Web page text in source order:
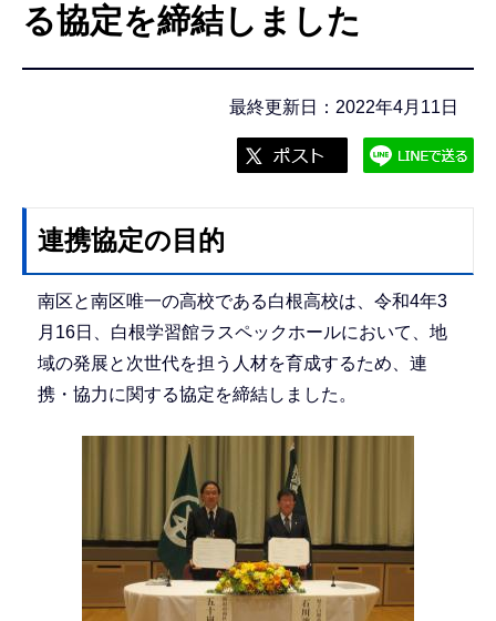
る協定を締結しました
最終更新日：2022年4月11日
連携協定の目的
南区と南区唯一の高校である白根高校は、令和4年3
月16日、白根学習館ラスペックホールにおいて、地
域の発展と次世代を担う人材を育成するため、連
携・協力に関する協定を締結しました。